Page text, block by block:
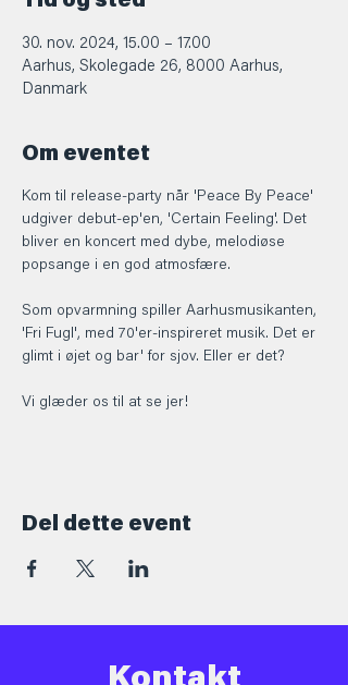
30. nov. 2024, 15.00 – 17.00
Aarhus, Skolegade 26, 8000 Aarhus,
Danmark
Om eventet
Kom til release-party når 'Peace By Peace'
udgiver debut-ep'en, 'Certain Feeling'. Det
bliver en koncert med dybe, melodiøse
popsange i en god atmosfære.
Som opvarmning spiller Aarhusmusikanten,
'Fri Fugl', med 70'er-inspireret musik. Det er
glimt i øjet og bar' for sjov. Eller er det?
Vi glæder os til at se jer!
Del dette event